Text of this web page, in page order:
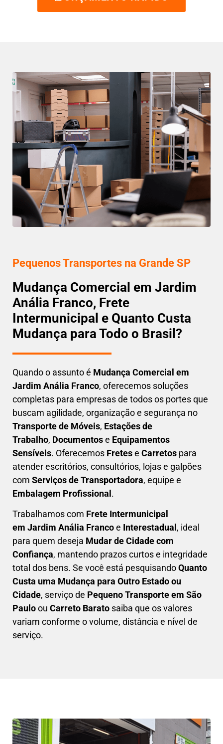
Pequenos Transportes na Grande SP
Mudança Comercial em Jardim
Anália Franco, Frete
Intermunicipal e Quanto Custa
Mudança para Todo o Brasil?
Quando o assunto é Mudança Comercial em
Jardim Anália Franco, oferecemos soluções
completas para empresas de todos os portes que
buscam agilidade, organização e segurança no
Transporte de Móveis, Estações de
Trabalho, Documentose Equipamentos
Sensíveis. Oferecemos Fretese Carretos para
atender escritórios, consultórios, lojas e galpões
com Serviços de Transportadora, equipe e
Embalagem Profissional.
Trabalhamos com Frete Intermunicipal
em Jardim Anália Francoe Interestadual , ideal
para quem deseja Mudar de Cidade com
Confiança, mantendo prazos curtos e integridade
total dos bens. Se você está pesquisandoQuanto
Custa uma Mudança para Outro Estado ou
Cidade, serviço de Pequeno Transporte em São
Pauloou Carreto Barato saiba que os valores
variam conforme o volume, distância e nível de
serviço.